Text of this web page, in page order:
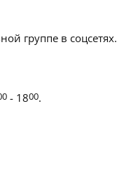
группе в соцсетях.
- 1800.